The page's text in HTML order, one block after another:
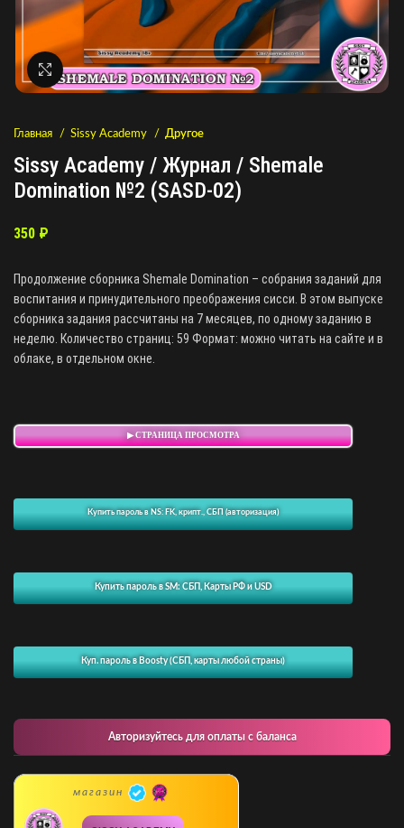
Нажмите, чтобы увеличить
Главная Sissy Academy Другое
Sissy Academy / Журнал / Shemale
Domination №2 (SASD-02)
350 ₽
Продолжение сборника Shemale Domination – собрания заданий для
воспитания и принудительного преображения сисси. В этом выпуске
сборника задания рассчитаны на 7 месяцев, по одному заданию в
неделю. Количество страниц: 59 Формат: можно читать на сайте и в
облаке, в отдельном окне.
▶ СТРАНИЦА ПРОСМОТРА
Купить пароль в NS: FK, крипт., СБП (авторизация)
Купить пароль в SM: СБП, Карты РФ и USD
Куп. пароль в Boosty (СБП, карты любой страны)
Авторизуйтесь для оплаты с баланса
магазин